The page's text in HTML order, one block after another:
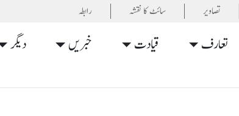
تصاویر سائٹ کا نقشہ رابطہ
تعارف قیادت خبریں دیگر